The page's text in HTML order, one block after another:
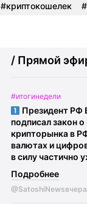
#криптокошелек
/ Прямой
#итогинедели
Президент РФ
подписал закон
крипторынка в
валютах и
в силу частично
года. С 1 июля
включены в
Подробнее
@SatoshiNews